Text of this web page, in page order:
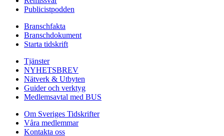
Publicistpodden
Branschfakta
Branschdokument
Starta tidskrift
Tjänster
NYHETSBREV
Nätverk & Utbyten
Guider och verktyg
Medlemsavtal med BUS
Om Sveriges Tidskrifter
Våra medlemmar
Kontakta oss